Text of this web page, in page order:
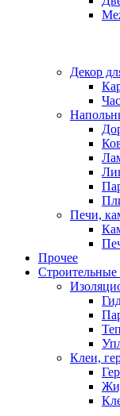
Декор
Печи,
Прочее
Клеи,